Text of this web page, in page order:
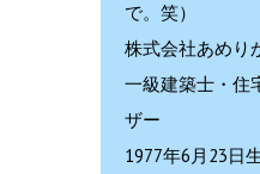
で。笑）
株式会社あめ
一級建築士・住
ザー
1977年6月23日